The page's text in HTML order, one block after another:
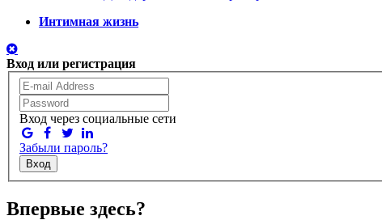
Интимная жизнь
Вход или регистрация
Вход через социальные сети
Забыли пароль?
Вход
Впервые здесь?